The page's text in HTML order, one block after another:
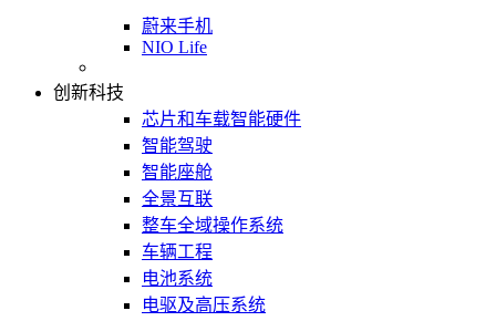
蔚来手机
NIO Life
创新科技
芯片和车载智能硬件
智能驾驶
智能座舱
全景互联
整车全域操作系统
车辆工程
电池系统
电驱及高压系统